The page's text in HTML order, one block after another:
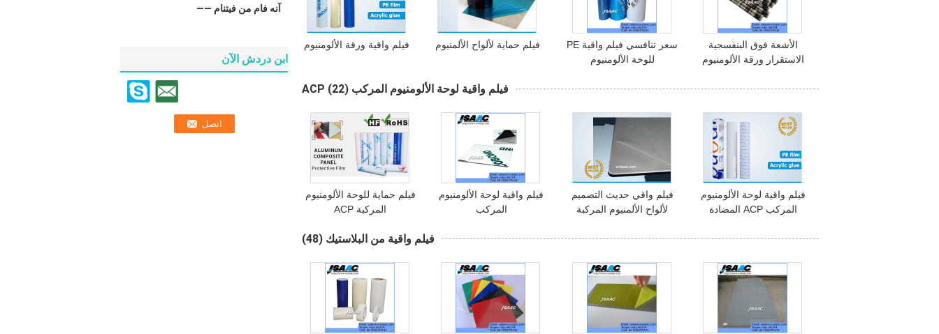
—— آنه فام من فيتنام
ابن دردش الآن
فيلم واقية ورقة الألومنيوم فيلم حماية لألواح الألمنيوم
سعر تنافسي فيلم واقية PE
للوحة الألومنيوم
الأشعة فوق البنفسجية
الاستقرار ورقة الألومنيوم
فيلم واقية لوحة الألومنيوم المركب ACP (22)
فيلم حماية للوحة الألومنيوم
المركبة ACP
فيلم واقية لوحة الألومنيوم
المركب
فيلم واقي حديث التصميم
لألواح الألمنيوم المركبة
فيلم واقية لوحة الألومنيوم
المركب ACP المضادة
فيلم واقية من البلاستيك (48)